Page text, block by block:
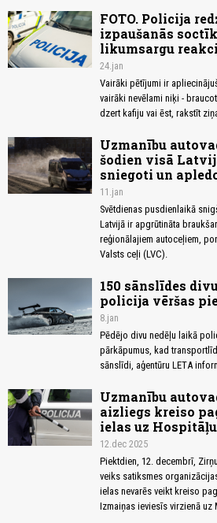
FOTO. Policija
izpaušanās
likumsargu
24.jan
Vairāki pētījumi ir
vairāki nevēlami niķi -
dzert kafiju vai ēst, rakstīt
Uzmanību
šodien visā
sniegoti un
11.jan
Svētdienas pusdienlaikā
Latvijā ir apgrūtināta
reģionālajiem autoceļiem,
Valsts ceļi (LVC).
150 sānslīdes
policija vēršas
8.jan
Pēdējo divu nedēļu laikā
pārkāpumus, kad
sānslīdi, aģentūru LETA
Uzmanību
aizliegs kreiso
ielas uz
12.dec 2025
Piektdien, 12. decembrī,
veiks satiksmes
ielas nevarēs veikt kreiso
Izmaiņas ieviesīs virzienā uz